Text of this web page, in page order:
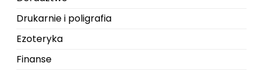
Drukarnie i poligrafia
Ezoteryka
Finanse